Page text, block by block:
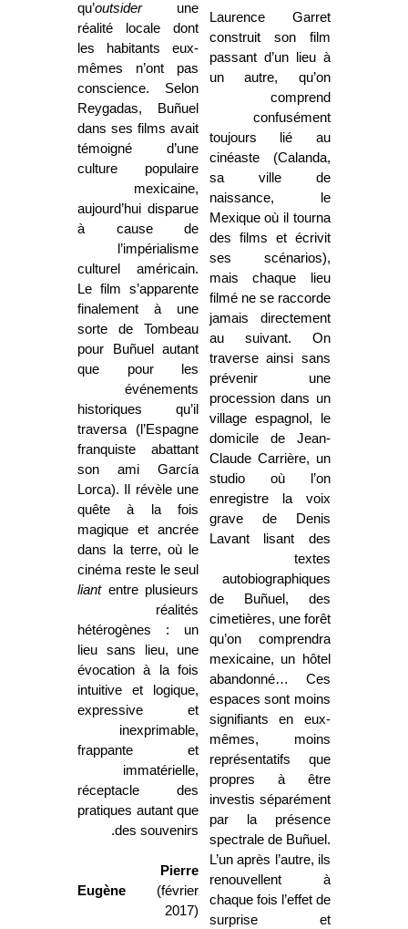
Laurence Garret
construit son film
passant d’un lieu à
un autre, qu’on
comprend
confusément
toujours lié au
cinéaste (Calanda,
sa ville de
naissance, le
Mexique où il tourna
des films et écrivit
ses scénarios),
mais chaque lieu
filmé ne se raccorde
jamais directement
au suivant. On
traverse ainsi sans
prévenir une
procession dans un
village espagnol, le
domicile de Jean-
Claude Carrière, un
studio où l’on
enregistre la voix
grave de Denis
Lavant lisant des
textes
autobiographiques
de Buñuel, des
cimetières, une forêt
qu’on comprendra
mexicaine, un hôtel
abandonné… Ces
espaces sont moins
signifiants en eux-
mêmes, moins
représentatifs que
propres à être
investis séparément
par la présence
spectrale de Buñuel.
L’un après l’autre, ils
renouvellent à
chaque fois l’effet de
surprise et
qu’outsiderune
réalité locale dont
les habitants eux-
mêmes n’ont pas
conscience. Selon
Reygadas, Buñuel
dans ses films avait
témoigné d’une
culture populaire
mexicaine,
aujourd’hui disparue
à cause de
l’impérialisme
culturel américain.
Le film s’apparente
finalement à une
sorte de Tombeau
pour Buñuel autant
que pour les
événements
historiques qu’il
traversa (l’Espagne
franquiste abattant
son ami García
Lorca). Il révèle une
quête à la fois
magique et ancrée
dans la terre, où le
cinéma reste le seul
liantentre plusieurs
réalités
hétérogènes : un
lieu sans lieu, une
évocation à la fois
intuitive et logique,
expressive et
inexprimable,
frappante et
immatérielle,
réceptacle des
pratiques autant que
des souvenirs.
Pierre
Eugène (février
2017)